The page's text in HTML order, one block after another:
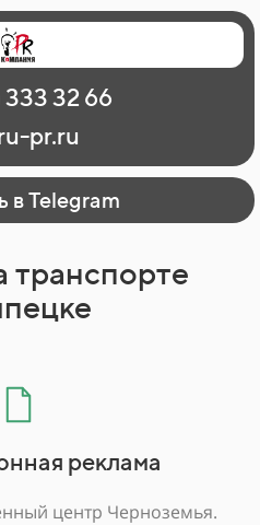
32 66
pr.ru
в Telegram
транспорте
реклама
центр Черноземья.